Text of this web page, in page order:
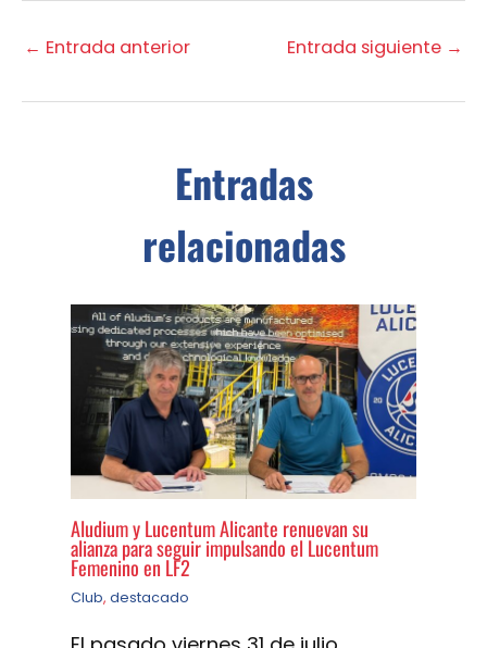
← Entrada anterior Entrada siguiente →
Entradas
relacionadas
Aludium y Lucentum Alicante renuevan su
alianza para seguir impulsando el Lucentum
Femenino en LF2
Club, destacado